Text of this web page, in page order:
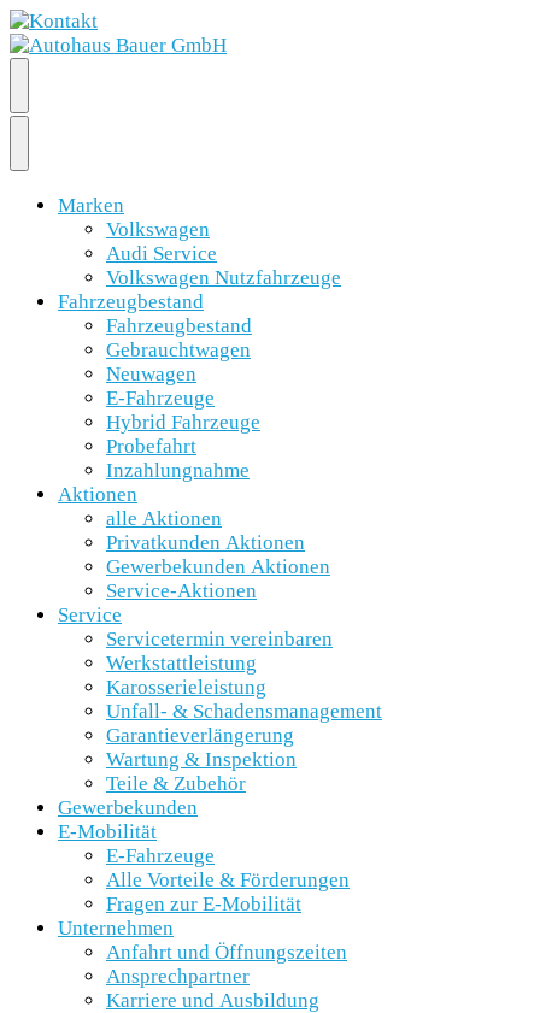
Marken
Volkswagen
Audi Service
Volkswagen Nutzfahrzeuge
Fahrzeugbestand
Fahrzeugbestand
Gebrauchtwagen
Neuwagen
E-Fahrzeuge
Hybrid Fahrzeuge
Probefahrt
Inzahlungnahme
Aktionen
alle Aktionen
Privatkunden Aktionen
Gewerbekunden Aktionen
Service-Aktionen
Service
Servicetermin vereinbaren
Werkstattleistung
Karosserieleistung
Unfall- & Schadensmanagement
Garantieverlängerung
Wartung & Inspektion
Teile & Zubehör
Gewerbekunden
E-Mobilität
E-Fahrzeuge
Alle Vorteile & Förderungen
Fragen zur E-Mobilität
Unternehmen
Anfahrt und Öffnungszeiten
Ansprechpartner
Karriere und Ausbildung